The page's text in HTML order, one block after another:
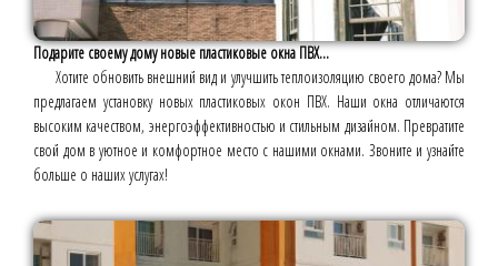
Подарите своему дому новые пластиковые окна ПВХ...
Хотите обновить внешний вид и улучшить теплоизоляцию своего дома? Мы
предлагаем установку новых пластиковых окон ПВХ. Наши окна отличаются
высоким качеством, энергоэффективностью и стильным дизайном. Превратите
свой дом в уютное и комфортное место с нашими окнами. Звоните и узнайте
больше о наших услугах!